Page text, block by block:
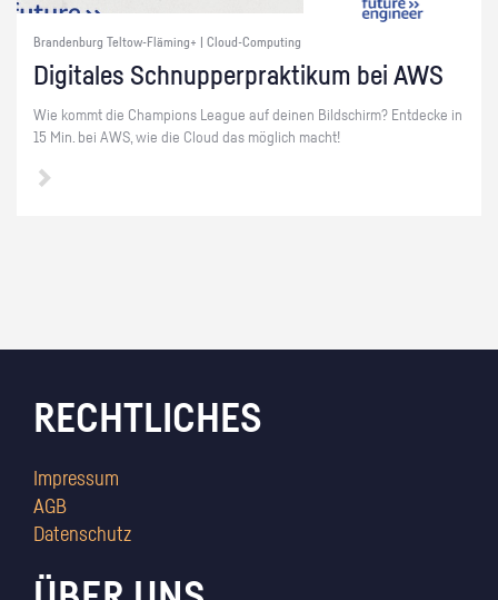
Brandenburg Teltow-Fläming+ | Cloud-Computing
Di­gi­ta­les Schnup­per­prak­ti­kum bei AWS
Wie kommt die Cham­pi­ons Le­ague auf dei­nen Bild­schirm? Ent­de­cke in
15 Min. bei AWS, wie die Cloud das mög­lich macht!
RECHTLICHES
Impressum
AGB
Datenschutz